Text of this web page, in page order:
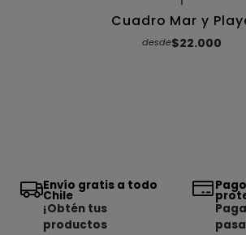
Cuadro Mar y
desde$22.000
Envío gratis a todo
Chile
¡Obtén tus
productos